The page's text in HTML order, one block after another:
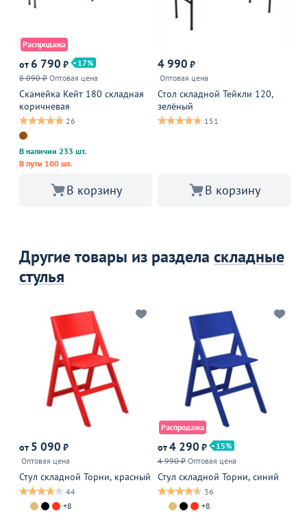
Распродажа
от 6 790 ₽
17
8 090 ₽ Оптовая цена
Скамейка Кейт 180 складная
коричневая
26
В наличии 233 шт.
В пути 100 шт.
В корзину
4 990 ₽
Оптовая цена
Стол складной Тейкли 120,
зелёный
151
В корзину
Другие товары из раздела складные
стулья
от 5 090 ₽
Оптовая цена
Стул складной Торни, красный
44
+8
Распродажа
от4 290 ₽
15
4 990 ₽ Оптовая цена
Стул складной Торни, синий
36
+8